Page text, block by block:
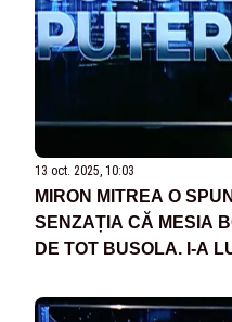
13 oct. 2025, 10:03
MIRON MITREA O
SENZAȚIA CĂ MESIA
DE TOT BUSOLA. I-A